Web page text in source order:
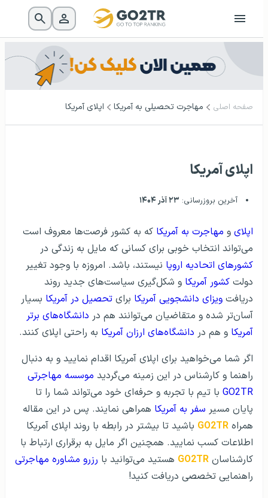
صفحه اصلی مهاجرت تحصیلی به آمریکا اپلای آمریکا
اپلای آمریکا
آخرین بروزرسانی: ۲۳ آذر ۱۴۰۴
اپلای و مهاجرت به آمریکا که به کشور فرصت‌ها معروف است
می‌تواند انتخاب خوبی برای کسانی که مایل به زندگی در
کشورهای اتحادیه اروپا نیستند، باشد. امروزه با وجود تغییر
دولت کشور آمریکا و شکل‌گیری سیاست‌های جدید روند
دریافت ویزای دانشجویی آمریکا برای تحصیل در آمریکا بسیار
آسان‌تر شده و متقاضیان می‌توانند هم در دانشگاه‌های برتر
آمریکا و هم در دانشگاه‌های ارزان آمریکا به راحتی اپلای کنند.
اگر شما می‌خواهید برای اپلای آمریکا اقدام نمایید و به دنبال
راهنما و کارشناس در این زمینه می‌گردید موسسه مهاجرتی
GO2TR با تیم با تجربه و حرفه‌ای خود می‌تواند شما را تا
پایان مسیر سفر به آمریکا همراهی نمایند. پس در این مقاله
همراه GO2TR باشید تا بیشتر در رابطه با روند اپلای آمریکا
اطلاعات کسب نمایید. همچنین اگر مایل به برقراری ارتباط با
کارشناسان GO2TR هستید می‌توانید با رزرو مشاوره مهاجرتی
راهنمایی تخصصی دریافت کنید!